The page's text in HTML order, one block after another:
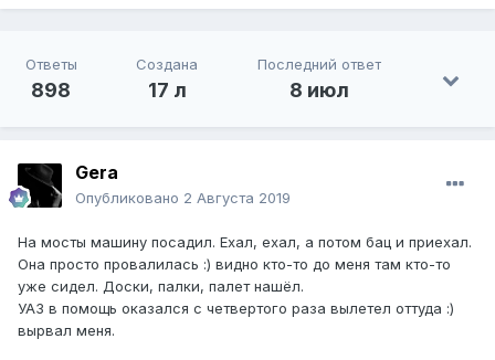
Ответы
898
Создана
17 л
Последний ответ
8 июл
Gera
Опубликовано 2 Августа 2019
На мосты машину посадил. Ехал, ехал, а потом бац и приехал.
Она просто провалилась :) видно кто-то до меня там кто-то
уже сидел. Доски, палки, палет нашёл.
УАЗ в помощь оказался с четвертого раза вылетел оттуда :)
вырвал меня.